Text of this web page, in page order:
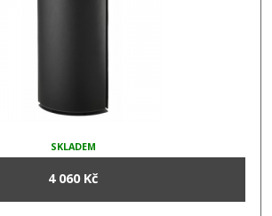
SKLADEM
4 060 Kč